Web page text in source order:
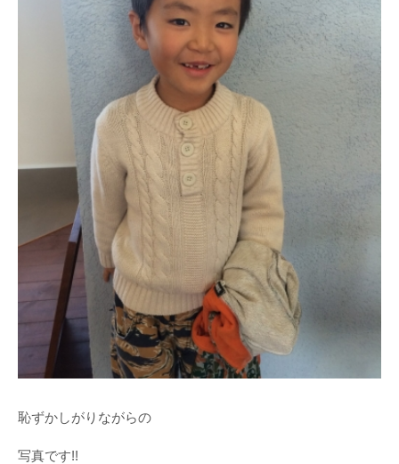
恥ずかしがりながらの
写真です!!